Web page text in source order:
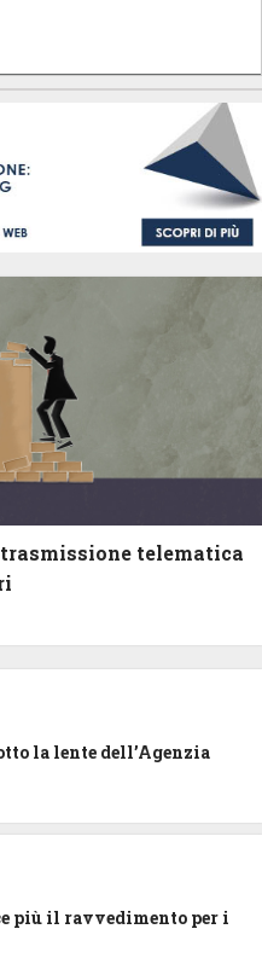
telematica
la lente dell’Agenzia
più il ravvedimento per i